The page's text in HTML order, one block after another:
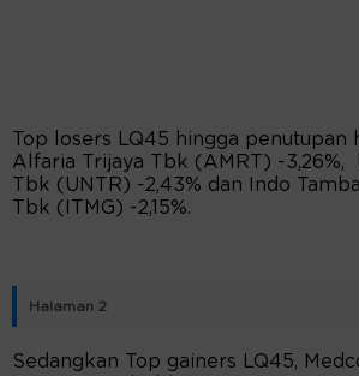
Top losers LQ45 hingga penutupan
Alfaria Trijaya Tbk (AMRT) -3,26%,
Tbk (UNTR) -2,43% dan Indo
Tbk (ITMG) -2,15%.
Halaman 2
Sedangkan Top gainers LQ45,